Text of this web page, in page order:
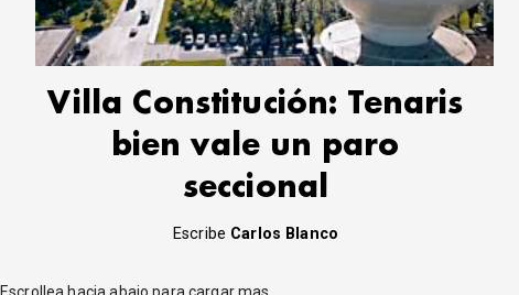
Villa Constitución: Tenaris
bien vale un paro
seccional
Escribe Carlos Blanco